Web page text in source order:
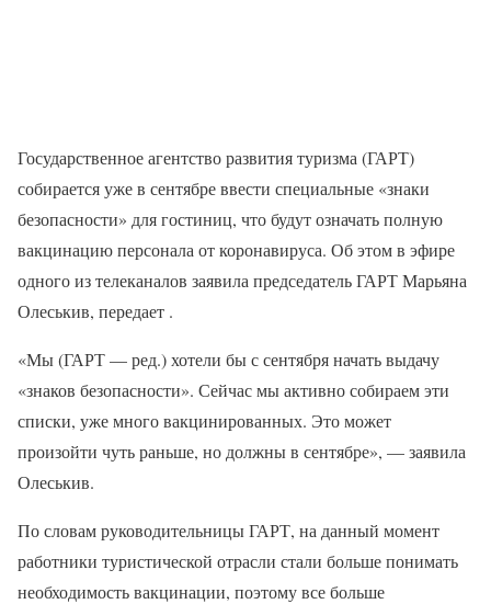
Государственное агентство развития туризма (ГАРТ)
собирается уже в сентябре ввести специальные «знаки
безопасности» для гостиниц, что будут означать полную
вакцинацию персонала от коронавируса. Об этом в эфире
одного из телеканалов заявила председатель ГАРТ Марьяна
Олеськив, передает .
«Мы (ГАРТ — ред.) хотели бы с сентября начать выдачу
«знаков безопасности». Сейчас мы активно собираем эти
списки, уже много вакцинированных. Это может
произойти чуть раньше, но должны в сентябре», — заявила
Олеськив.
По словам руководительницы ГАРТ, на данный момент
работники туристической отрасли стали больше понимать
необходимость вакцинации, поэтому все больше